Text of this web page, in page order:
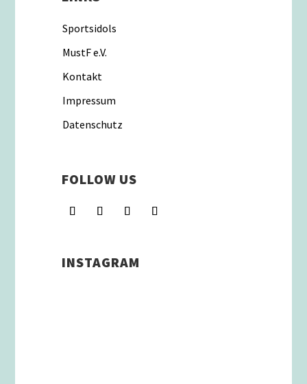
Sportsidols
MustF e.V.
Kontakt
Impressum
Datenschutz
FOLLOW US
INSTAGRAM